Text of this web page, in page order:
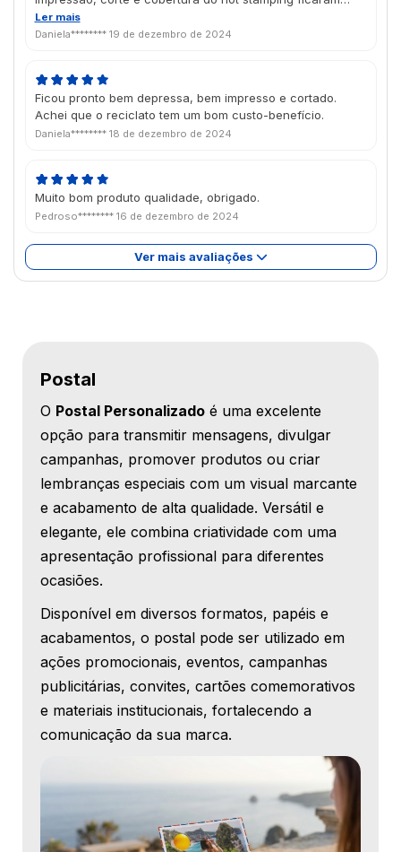
muito bons. Chegou antes do esperado, bem em tempo
pro Natal, estou muito satisfeita com o trabalho da Futura
Ler mais
Daniela******** 19 de dezembro de 2024
Ficou pronto bem depressa, bem impresso e cortado.
Achei que o reciclato tem um bom custo-benefício.
Daniela******** 18 de dezembro de 2024
Muito bom produto qualidade, obrigado.
Pedroso******** 16 de dezembro de 2024
Ver mais avaliações
Postal
O Postal Personalizado é uma excelente
opção para transmitir mensagens, divulgar
campanhas, promover produtos ou criar
lembranças especiais com um visual marcante
e acabamento de alta qualidade. Versátil e
elegante, ele combina criatividade com uma
apresentação profissional para diferentes
ocasiões.
Disponível em diversos formatos, papéis e
acabamentos, o postal pode ser utilizado em
ações promocionais, eventos, campanhas
publicitárias, convites, cartões comemorativos
e materiais institucionais, fortalecendo a
comunicação da sua marca.